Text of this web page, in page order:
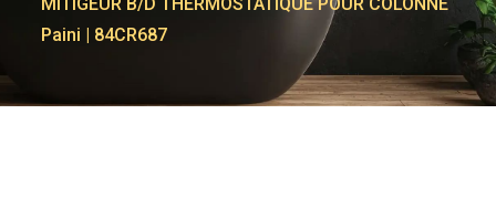
Paini | 84CR687